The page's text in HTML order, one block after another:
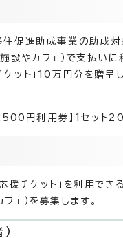
住促進助成事業の助成対
設やカフェ）で支払いに
ケット」10万円分を贈呈
500円利用券】1セット
援チケット」を利用でき
ェ）を募集します。